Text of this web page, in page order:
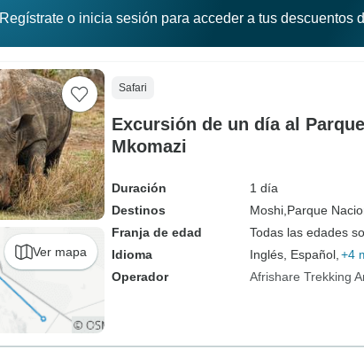
Regístrate o inicia sesión para acceder a tus descuentos
Ver mapa
Safari
Excursión de un día al
Mkomazi
Duración
1 día
Destinos
Moshi, Parque
Franja de edad
Todas las edades
Idioma
Inglés, Español, +4
Operador
Afrishare Trekking